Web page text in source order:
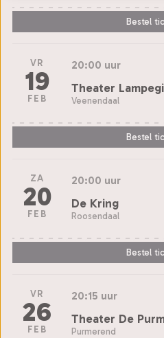
Bestel
VR
19
FEB
20:00 uur
Theater
Veenendaal
Bestel
ZA
20
FEB
20:00 uur
De Kring
Roosendaal
Bestel
VR
26
FEB
20:15 uur
Theater De
Purmerend